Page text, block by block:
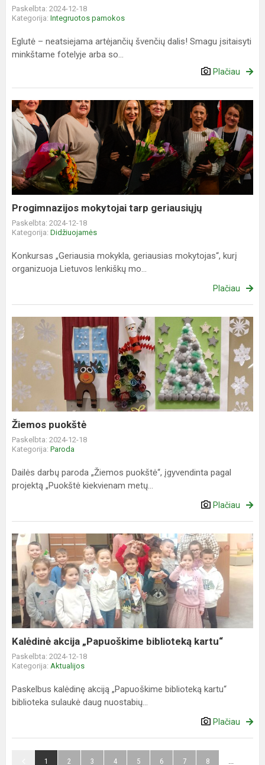
Paskelbta: 2024-12-18
Kategorija: Integruotos pamokos
Eglutė – neatsiejama artėjančių švenčių dalis! Smagu įsitaisyti
minkštame fotelyje arba so...
Plačiau
Progimnazijos
mokytojai
tarp
geriausiųjų
Progimnazijos mokytojai tarp geriausiųjų
Paskelbta: 2024-12-18
Kategorija: Didžiuojamės
Konkursas „Geriausia mokykla, geriausias mokytojas“, kurį
organizuoja Lietuvos lenkiškų mo...
Plačiau
Žiemos
puokštė
Žiemos puokštė
Paskelbta: 2024-12-18
Kategorija: Paroda
Dailės darbų paroda „Žiemos puokštė“, įgyvendinta pagal
projektą „Puokštė kiekvienam metų...
Plačiau
Kalėdinė
akcija
„Papuoškime
biblioteką
kartu“
Kalėdinė akcija „Papuoškime biblioteką kartu“
Paskelbta: 2024-12-18
Kategorija: Aktualijos
Paskelbus kalėdinę akciją „Papuoškime biblioteką kartu“
biblioteka sulaukė daug nuostabių...
Plačiau
1 2 3 4 5 6 7 8 ...